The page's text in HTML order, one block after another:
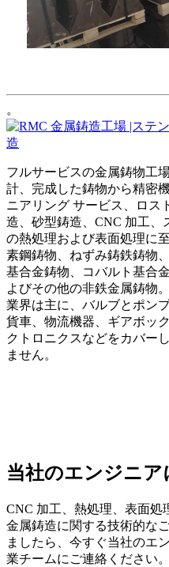
。
フルサービスの金属鋳物工
計、完成した鋳物から精密
ニアリング サービス、ロス
造、砂型鋳造、CNC 加工、
の熱処理および表面処理に
素鋼鋳物、ねずみ鋳鉄鋳物
基合金鋳物、コバルト基合
よびその他の非鉄金属鋳物
業界は主に、バルブとポン
貨車、物流機器、ギアボッ
クトロニクスなどをカバー
ません。
当社のエンジニ
CNC 加工、熱処理、表面処
金属鋳造に関する技術的な
ましたら、今すぐ当社のエ
業チームにご連絡ください